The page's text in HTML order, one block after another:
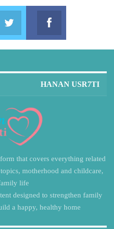
Facebook
HANAN USR7TI
that covers everything related
motherhood and childcare,
life.
designed to strengthen family
a happy, healthy home.